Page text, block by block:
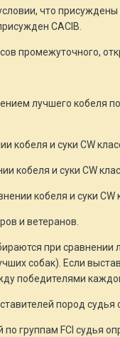
что
CACIB.
промежуточного,
лучшего кобеля
кобеля и суки CW
кобеля и суки CW
кобеля и суки CW
и ветеранов.
при
собак). Если
победителями
пород
группам FCI судья